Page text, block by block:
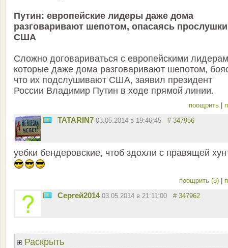
Путин: европейские лидеры даже дома
разговаривают шепотом, опасаясь прослушки
США
Сложно договариваться с европейскими
которые даже дома разговаривают шепотом,
что их подслушивают США, заявил президент
России Владимир Путин в ходе прямой линии.
поощрить |
TATARIN7 03.05.2014 в 19:46:45 # 347956
уебки бендеровские, чтоб здохли с правящей
поощрить (3) |
Сергей2014 03.05.2014 в 21:11:00 # 347962
Раскрыть